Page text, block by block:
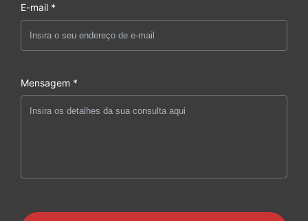
E-mail *
Mensagem *